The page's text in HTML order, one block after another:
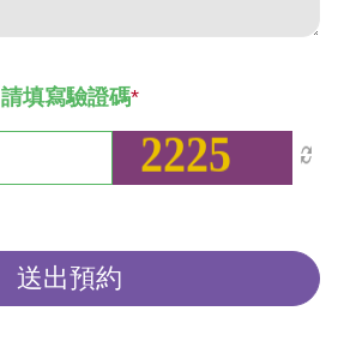
請填寫驗證碼*
送出預約